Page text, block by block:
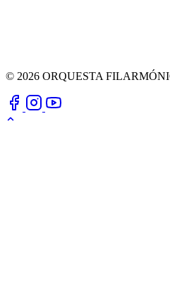
© 2026 ORQUESTA